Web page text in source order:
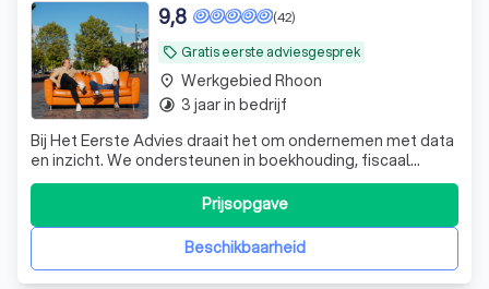
local_offer Gratis eerste adviesgesprek
(42)
9,8
Bij Het Eerste Advies draait het om ondernemen met data
en inzicht. We ondersteunen in boekhouding, fiscaal
advies, contractbeheer, data-dashboarding en meer.
Beschikbaarheid
Prijsopgave
place Werkgebied Rhoon
timelapse 3 jaar in bedrijf